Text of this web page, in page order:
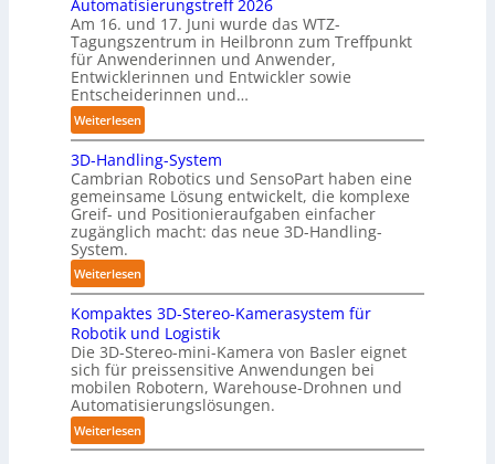
o
t
e
r
b
o
t
A
Z
ü
r
i
c
h
:
T
r
e
f
f
p
u
n
k
t
f
ü
r
p
Automatisierungstreff 2026
Am 16. und 17. Juni wurde das WTZ-
Tagungszentrum in Heilbronn zum Treffpunkt
für Anwenderinnen und Anwender,
Entwicklerinnen und Entwickler sowie
Entscheiderinnen und…
Weiterlesen:
A
u
t
o
m
t
i
s
i
e
r
u
n
g
s
3D-Handling-System
Cambrian Robotics und SensoPart haben eine
gemeinsame Lösung entwickelt, die komplexe
Greif- und Positionieraufgaben einfacher
zugänglich macht: das neue 3D-Handling-
System.
Weiterlesen:
3
D
-
H
a
n
d
l
Kompaktes 3D-Stereo-Kamerasystem für
Robotik und Logistik
Die 3D-Stereo-mini-Kamera von Basler eignet
sich für preissensitive Anwendungen bei
mobilen Robotern, Warehouse-Drohnen und
Automatisierungslösungen.
Weiterlesen:
K